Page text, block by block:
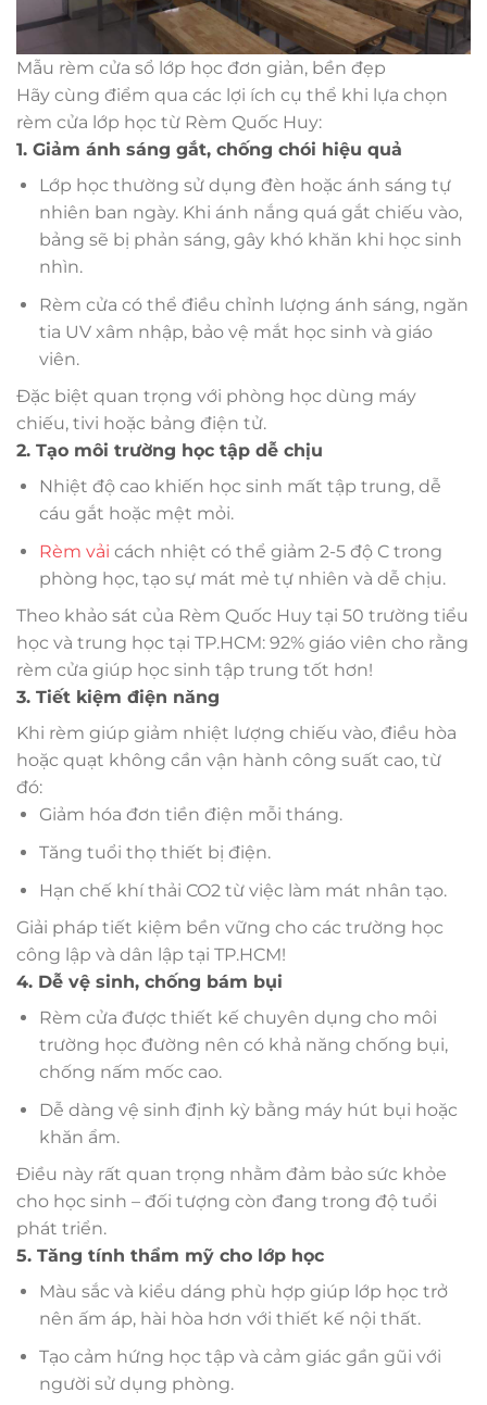
Mẫu rèm cửa sổ lớp học đơn giản, bền đẹp
Hãy cùng điểm qua các lợi ích cụ thể khi lựa chọn
rèm cửa lớp học từ Rèm Quốc Huy:
1. Giảm ánh sáng gắt, chống chói hiệu quả
Lớp học thường sử dụng đèn hoặc ánh sáng tự
nhiên ban ngày. Khi ánh nắng quá gắt chiếu vào,
bảng sẽ bị phản sáng, gây khó khăn khi học sinh
nhìn.
Rèm cửa có thể điều chỉnh lượng ánh sáng, ngăn
tia UV xâm nhập, bảo vệ mắt học sinh và giáo
viên.
Đặc biệt quan trọng với phòng học dùng máy
chiếu, tivi hoặc bảng điện tử.
2. Tạo môi trường học tập dễ chịu
Nhiệt độ cao khiến học sinh mất tập trung, dễ
cáu gắt hoặc mệt mỏi.
Rèm vải cách nhiệt có thể giảm 2-5 độ C trong
phòng học, tạo sự mát mẻ tự nhiên và dễ chịu.
Theo khảo sát của Rèm Quốc Huy tại 50 trường tiểu
học và trung học tại TP.HCM: 92% giáo viên cho rằng
rèm cửa giúp học sinh tập trung tốt hơn!
3. Tiết kiệm điện năng
Khi rèm giúp giảm nhiệt lượng chiếu vào, điều hòa
hoặc quạt không cần vận hành công suất cao, từ
đó:
Giảm hóa đơn tiền điện mỗi tháng.
Tăng tuổi thọ thiết bị điện.
Hạn chế khí thải CO2 từ việc làm mát nhân tạo.
Giải pháp tiết kiệm bền vững cho các trường học
công lập và dân lập tại TP.HCM!
4. Dễ vệ sinh, chống bám bụi
Rèm cửa được thiết kế chuyên dụng cho môi
trường học đường nên có khả năng chống bụi,
chống nấm mốc cao.
Dễ dàng vệ sinh định kỳ bằng máy hút bụi hoặc
khăn ẩm.
Điều này rất quan trọng nhằm đảm bảo sức khỏe
cho học sinh – đối tượng còn đang trong độ tuổi
phát triển.
5. Tăng tính thẩm mỹ cho lớp học
Màu sắc và kiểu dáng phù hợp giúp lớp học trở
nên ấm áp, hài hòa hơn với thiết kế nội thất.
Tạo cảm hứng học tập và cảm giác gần gũi với
người sử dụng phòng.